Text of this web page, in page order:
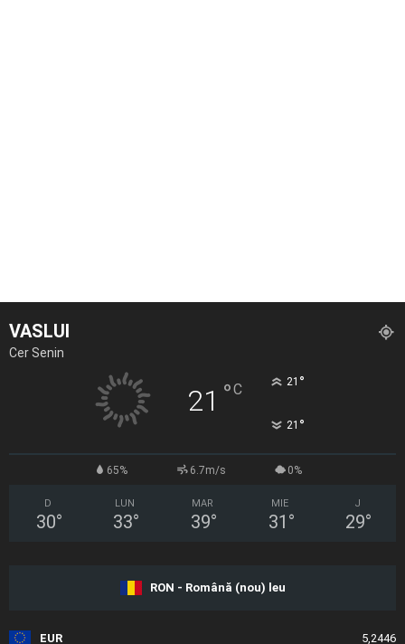
VASLUI
Cer Senin
21 °C 21 °
21 °
65% 6.7m/s 0%
D
30°
LUN
33°
MAR
39°
MIE
31 °
J
29°
RON - Română (nou) leu
EUR 5,2446